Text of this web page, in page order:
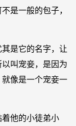
是一般的包子，
是它的名字，让
叫宠妾，是因为
像是一个宠妾一
他的小徒弟小